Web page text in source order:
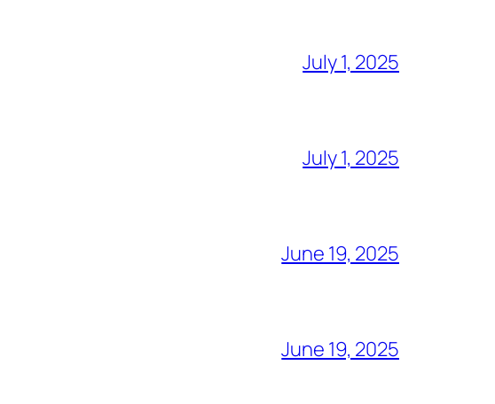
July 1, 2025
July 1, 2025
June 19, 2025
June 19, 2025